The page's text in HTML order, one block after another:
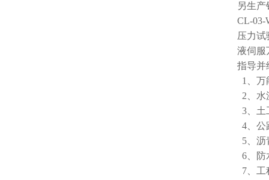
另生产
CL-03-
压力试
液伺服
指导并
1、
2、水
3、土
4、公
5、沥
6、防
7、工